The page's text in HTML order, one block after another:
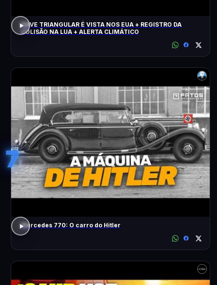
NAVE TRIANGULAR É VISTA NOS EUA + REGISTRO DA
COLISÃO NA LUA + ALERTA CLIMÁTICO
7
Mercedes 770: O carro do Hitler